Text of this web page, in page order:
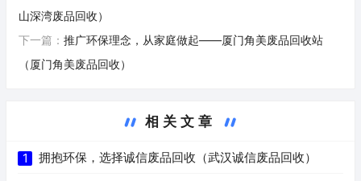
山深湾废品回收）
下一篇： 推广环保理念，从家庭做起——厦门角美废品回收站
（厦门角美废品回收）
相关文章
1 拥抱环保，选择诚信废品回收（武汉诚信废品回收）